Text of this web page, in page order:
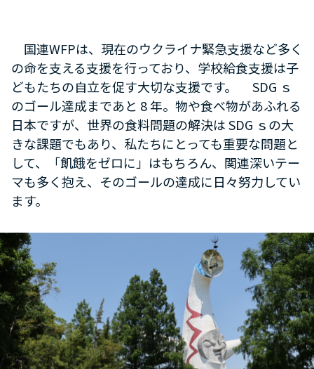
国連WFPは、現在のウクライナ緊急支援など多く
の命を支える支援を行っており、学校給食支援は子
どもたちの自立を促す大切な支援です。 SDG ｓ
のゴール達成まであと 8 年。物や食べ物があふれる
日本ですが、世界の食料問題の解決は SDG ｓの大
きな課題でもあり、私たちにとっても重要な問題と
して、「飢餓をゼロに」はもちろん、関連深いテー
マも多く抱え、そのゴールの達成に日々努力してい
ます。